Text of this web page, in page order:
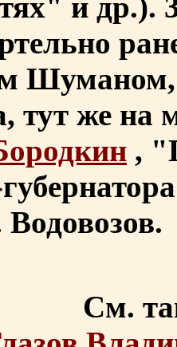
и др.).
тут же на
,
См.